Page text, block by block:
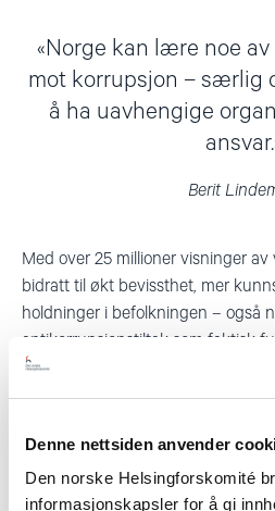
Denne nettsiden anvender
Den norske Helsingforskomité
informasjonskapsler for å gi
Norge kan lære noe
mot korrupsjon – særlig
å ha uavhengige
ansvar.
Berit
Med over 25 millioner visninger av
bidratt til økt bevissthet, mer
holdninger i befolkningen – også
antikorrupsjonstiltak som faktisk
antikorrupsjonsorganisasjoner ser